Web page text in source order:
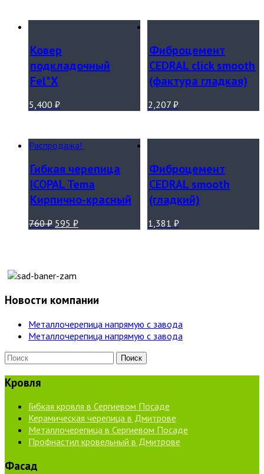
Ковер
подкладочный
Fel*Х
5,400 ₽
Фиброцемент
CEDRAL click smooth
(фактура гладкая)
2,207 ₽
Распродажа!
Гибкая черепица
ICOPAL Tema
Кирпично-красный
760₽ 595 ₽
Фиброцемент
CEDRAL smooth
(гладкий)
1,381 ₽
Новости компании
Металлочерепица напрямую с завода
Металлочерепица напрямую с завода
Кровля
Гибкая кровля в Сергиевом Посаде
Керамическая черепица в Дмитрове
Металлочерепица в Сергиевом Посаде
Профнастил кровельный в Дмитрове
Фасад